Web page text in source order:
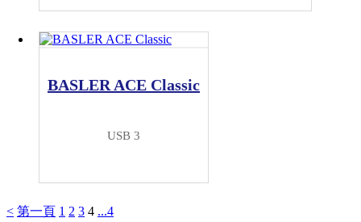
BASLER ACE Classic
USB 3
< 第一頁 1 2 3 4 ...4